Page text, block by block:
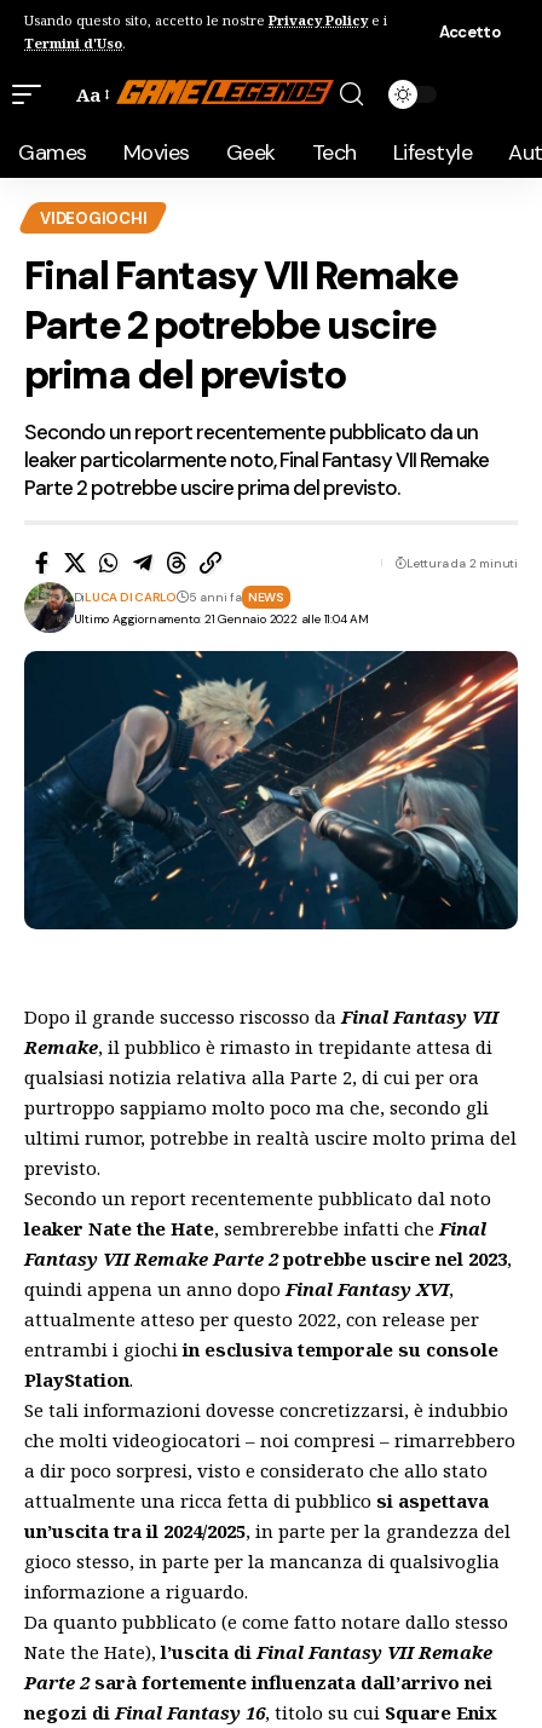
Usando questo sito, accetto le nostre Privacy Policye i
Termini d'Uso.
Accetto
Aa
Games Movies Geek Tech Lifestyle
VIDEOGIOCHI
Final Fantasy VII Remake
Parte 2 potrebbe uscire
prima del previsto
Secondo un report recentemente pubblicato da un
leaker particolarmente noto, Final Fantasy VII Remake
Parte 2 potrebbe uscire prima del previsto.
Ultimo Aggiornamento: 21 Gennaio 2022 alle 11:04 AM
DiLUCA DI CARLO 5 anni fa NEWS
Lettura da 2 minuti
Dopo il grande successo riscosso da Final Fantasy VII
Remake, il pubblico è rimasto in trepidante attesa di
qualsiasi notizia relativa alla Parte 2, di cui per ora
purtroppo sappiamo molto poco ma che, secondo gli
ultimi rumor, potrebbe in realtà uscire molto prima del
previsto.
Secondo un report recentemente pubblicato dal noto
leaker Nate the Hate, sembrerebbe infatti che Final
Fantasy VII Remake Parte 2potrebbe uscire nel 2023,
quindi appena un anno dopo Final Fantasy XVI,
attualmente atteso per questo 2022, con release per
entrambi i giochiin esclusiva temporale su console
PlayStation.
Se tali informazioni dovesse concretizzarsi, è indubbio
che molti videogiocatori – noi compresi – rimarrebbero
a dir poco sorpresi, visto e considerato che allo stato
attualmente una ricca fetta di pubblico si aspettava
un’uscita tra il 2024/2025, in parte per la grandezza del
gioco stesso, in parte per la mancanza di qualsivoglia
informazione a riguardo.
Da quanto pubblicato (e come fatto notare dallo stesso
Nate the Hate),l’uscita di Final Fantasy VII Remake
Parte 2sarà fortemente influenzata dall’arrivo nei
negozi di Final Fantasy 16, titolo su cui Square Enix